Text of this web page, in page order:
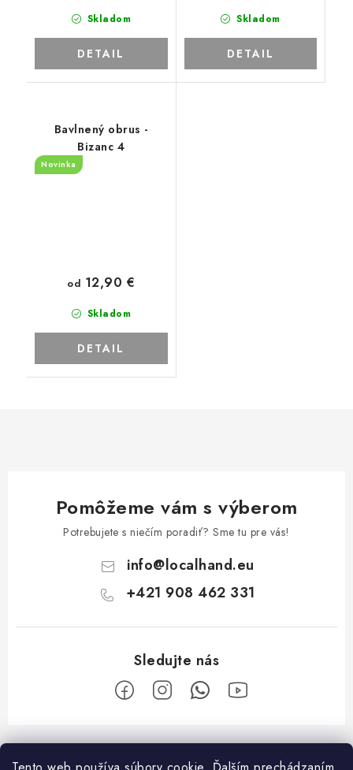
Skladom
DETAIL
Skladom
DETAIL
Bavlnený obrus -
Bizanc 4
Novinka
Skladom
od 12,90 €
DETAIL
Pomôžeme vám s výberom
Potrebujete s niečím poradiť? Sme tu pre vás!
info@localhand.eu
+421 908 462 331
Z
á